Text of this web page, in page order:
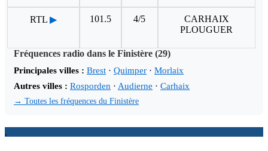
RTL ▶ 101.5 4/5
CARHAIX
PLOUGUER
Fréquences radio dans le Finistère (29)
Principales villes : Brest · Quimper · Morlaix
Autres villes : Rosporden · Audierne · Carhaix
→ Toutes les fréquences du Finistère
.